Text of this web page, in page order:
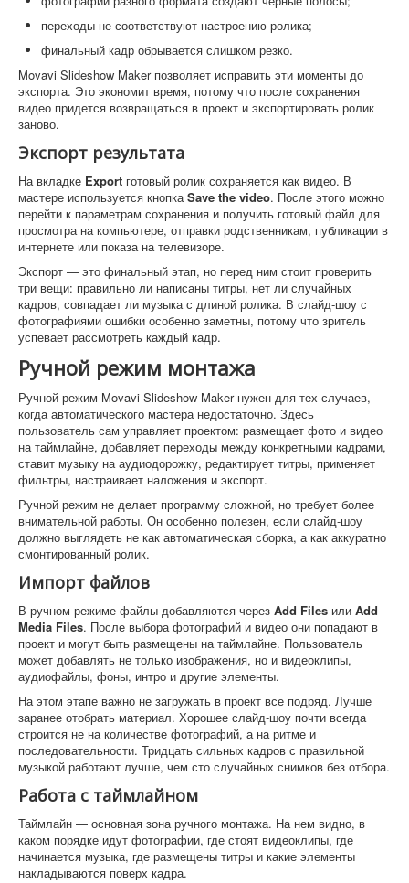
переходы не соответствуют настроению ролика;
финальный кадр обрывается слишком резко.
Movavi Slideshow Maker позволяет исправить эти моменты до
экспорта. Это экономит время, потому что после сохранения
видео придется возвращаться в проект и экспортировать ролик
заново.
Экспорт результата
На вкладке Export готовый ролик сохраняется как видео. В
мастере используется кнопкаSave the video. После этого можно
перейти к параметрам сохранения и получить готовый файл для
просмотра на компьютере, отправки родственникам, публикации в
интернете или показа на телевизоре.
Экспорт — это финальный этап, но перед ним стоит проверить
три вещи: правильно ли написаны титры, нет ли случайных
кадров, совпадает ли музыка с длиной ролика. В слайд-шоу с
фотографиями ошибки особенно заметны, потому что зритель
успевает рассмотреть каждый кадр.
Ручной режим монтажа
Ручной режим Movavi Slideshow Maker нужен для тех случаев,
когда автоматического мастера недостаточно. Здесь
пользователь сам управляет проектом: размещает фото и видео
на таймлайне, добавляет переходы между конкретными кадрами,
ставит музыку на аудиодорожку, редактирует титры, применяет
фильтры, настраивает наложения и экспорт.
Ручной режим не делает программу сложной, но требует более
внимательной работы. Он особенно полезен, если слайд-шоу
должно выглядеть не как автоматическая сборка, а как аккуратно
смонтированный ролик.
Импорт файлов
В ручном режиме файлы добавляются через Add Files или Add
Media Files. После выбора фотографий и видео они попадают в
проект и могут быть размещены на таймлайне. Пользователь
может добавлять не только изображения, но и видеоклипы,
аудиофайлы, фоны, интро и другие элементы.
На этом этапе важно не загружать в проект все подряд. Лучше
заранее отобрать материал. Хорошее слайд-шоу почти всегда
строится не на количестве фотографий, а на ритме и
последовательности. Тридцать сильных кадров с правильной
музыкой работают лучше, чем сто случайных снимков без отбора.
Работа с таймлайном
Таймлайн — основная зона ручного монтажа. На нем видно, в
каком порядке идут фотографии, где стоят видеоклипы, где
начинается музыка, где размещены титры и какие элементы
накладываются поверх кадра.